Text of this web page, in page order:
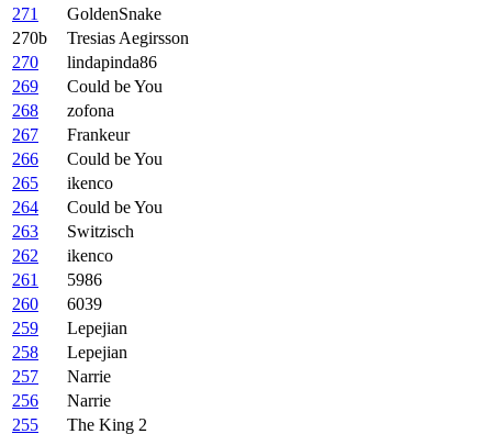
271
GoldenSnake
270b
Tresias Aegirsson
270
lindapinda86
269
Could be You
268
zofona
267
Frankeur
266
Could be You
265
ikenco
264
Could be You
263
Switzisch
262
ikenco
261
5986
260
6039
259
Lepejian
258
Lepejian
257
Narrie
256
Narrie
255
The King 2